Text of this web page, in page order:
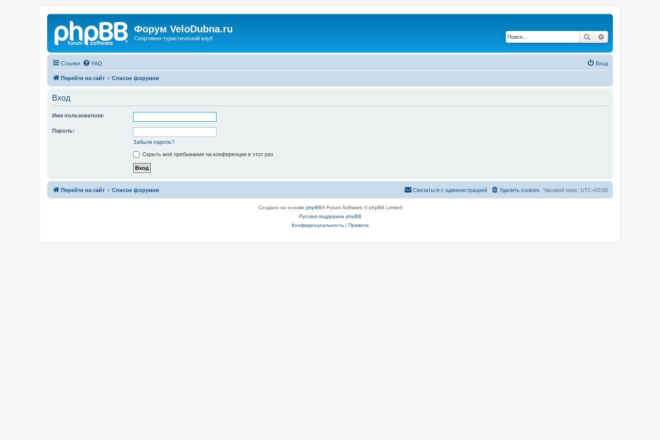
Форум VeloDubna.ru
Спортивно-туристический клуб Поиск
Ссылки FAQ Вход
Перейти на сайт Список форумов
Вход
Имя пользователя:
Пароль:
Забыли пароль?
Скрыть моё пребывание на конференции в этот раз
Перейти на сайт Список форумов Часовой пояс: UTC+03:00
Удалить cookies
Связаться с администрацией
Создано на основе phpBB® Forum Software © phpBB Limited
Русская поддержка phpBB
Конфиденциальность| Правила